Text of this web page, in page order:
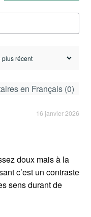
en Français (0)
16 janvier 2026
doux mais à la
c’est un contraste
sens durant de